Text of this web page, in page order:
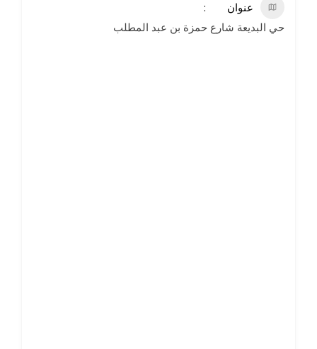
عنوان
حي البديعة شارع حمزة بن عبد المطلب